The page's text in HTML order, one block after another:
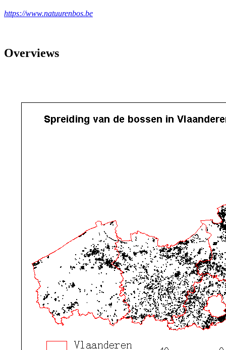
https://www.natuurenbos.be
Overviews